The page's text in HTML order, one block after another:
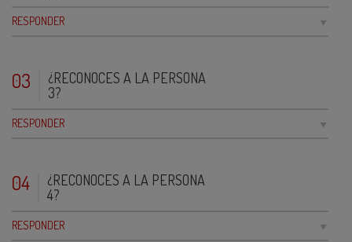
RESPONDER
03
¿RECONOCES A LA PERSONA
3?
RESPONDER
04
¿RECONOCES A LA PERSONA
4?
RESPONDER